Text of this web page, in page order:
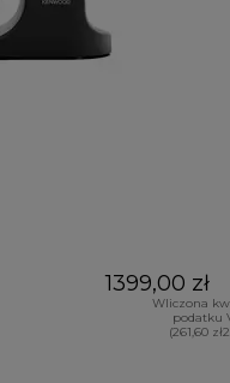
1399,00 zł
Wliczona
podatku
(261,60